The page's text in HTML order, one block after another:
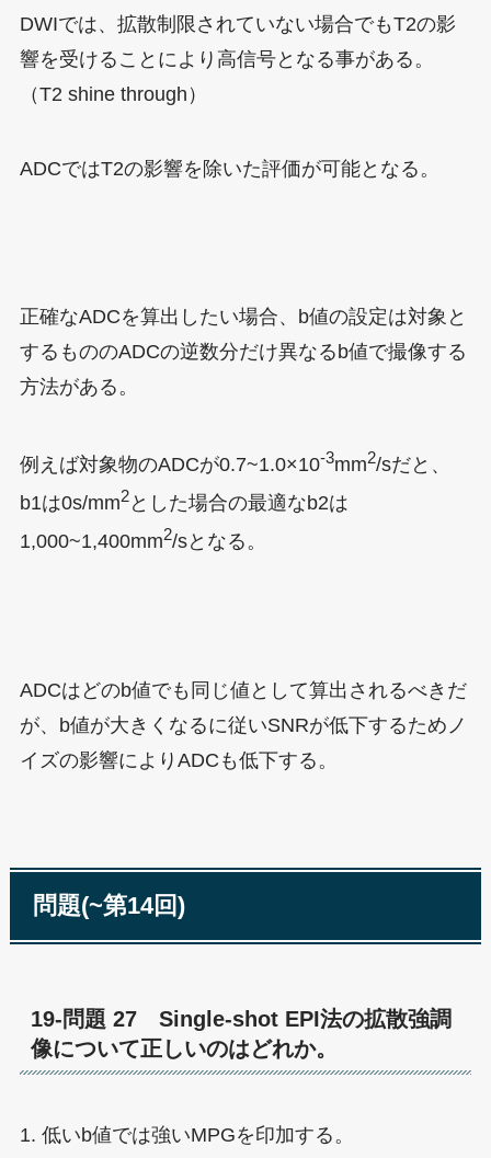
DWIでは、拡散制限されていない場合でもT2の影
響を受けることにより高信号となる事がある。
（T2 shine through）
ADCではT2の影響を除いた評価が可能となる。
正確なADCを算出したい場合、b値の設定は対象と
するもののADCの逆数分だけ異なるb値で撮像する
方法がある。
例えば対象物のADCが0.7~1.0×10-3mm2/sだと、
b1は0s/mm2とした場合の最適なb2は
1,000~1,400mm2/sとなる。
ADCはどのb値でも同じ値として算出されるべきだ
が、b値が大きくなるに従いSNRが低下するためノ
イズの影響によりADCも低下する。
問題(~第14回)
19-問題 27 Single-shot EPI法の拡散強調
像について正しいのはどれか。
1. 低いb値では強いMPGを印加する。